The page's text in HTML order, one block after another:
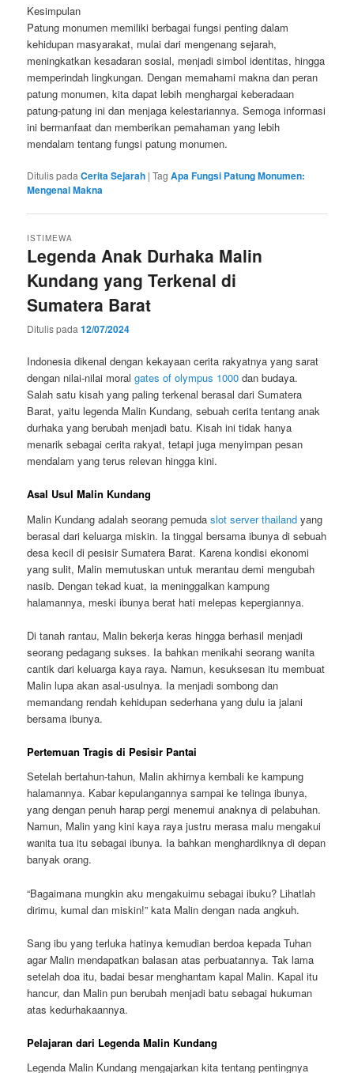
Kesimpulan
Patung monumen memiliki berbagai fungsi penting dalam
kehidupan masyarakat, mulai dari mengenang sejarah,
meningkatkan kesadaran sosial, menjadi simbol identitas, hingga
memperindah lingkungan. Dengan memahami makna dan peran
patung monumen, kita dapat lebih menghargai keberadaan
patung-patung ini dan menjaga kelestariannya. Semoga informasi
ini bermanfaat dan memberikan pemahaman yang lebih
mendalam tentang fungsi patung monumen.
Ditulis pada Cerita Sejarah |Tag Apa Fungsi Patung Monumen:
Mengenal Makna
Legenda Anak Durhaka Malin
Kundang yang Terkenal di
Sumatera Barat
ISTIMEWA
Ditulis pada12/07/2024
Indonesia dikenal dengan kekayaan cerita rakyatnya yang sarat
dengan nilai-nilai moralgates of olympus 1000 dan budaya.
Salah satu kisah yang paling terkenal berasal dari Sumatera
Barat, yaitu legenda Malin Kundang, sebuah cerita tentang anak
durhaka yang berubah menjadi batu. Kisah ini tidak hanya
menarik sebagai cerita rakyat, tetapi juga menyimpan pesan
mendalam yang terus relevan hingga kini.
Asal Usul Malin Kundang
Malin Kundang adalah seorang pemudaslot server thailand yang
berasal dari keluarga miskin. Ia tinggal bersama ibunya di sebuah
desa kecil di pesisir Sumatera Barat. Karena kondisi ekonomi
yang sulit, Malin memutuskan untuk merantau demi mengubah
nasib. Dengan tekad kuat, ia meninggalkan kampung
halamannya, meski ibunya berat hati melepas kepergiannya.
Di tanah rantau, Malin bekerja keras hingga berhasil menjadi
seorang pedagang sukses. Ia bahkan menikahi seorang wanita
cantik dari keluarga kaya raya. Namun, kesuksesan itu membuat
Malin lupa akan asal-usulnya. Ia menjadi sombong dan
memandang rendah kehidupan sederhana yang dulu ia jalani
bersama ibunya.
Pertemuan Tragis di Pesisir Pantai
Setelah bertahun-tahun, Malin akhirnya kembali ke kampung
halamannya. Kabar kepulangannya sampai ke telinga ibunya,
yang dengan penuh harap pergi menemui anaknya di pelabuhan.
Namun, Malin yang kini kaya raya justru merasa malu mengakui
wanita tua itu sebagai ibunya. Ia bahkan menghardiknya di depan
banyak orang.
“Bagaimana mungkin aku mengakuimu sebagai ibuku? Lihatlah
dirimu, kumal dan miskin!” kata Malin dengan nada angkuh.
Sang ibu yang terluka hatinya kemudian berdoa kepada Tuhan
agar Malin mendapatkan balasan atas perbuatannya. Tak lama
setelah doa itu, badai besar menghantam kapal Malin. Kapal itu
hancur, dan Malin pun berubah menjadi batu sebagai hukuman
atas kedurhakaannya.
Pelajaran dari Legenda Malin Kundang
Legenda Malin Kundang mengajarkan kita tentang pentingnya